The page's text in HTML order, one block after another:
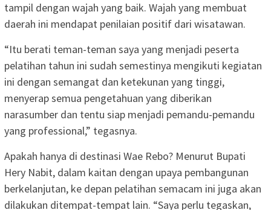
tampil dengan wajah yang baik. Wajah yang membuat
daerah ini mendapat penilaian positif dari wisatawan.
“Itu berati teman-teman saya yang menjadi peserta
pelatihan tahun ini sudah semestinya mengikuti kegiatan
ini dengan semangat dan ketekunan yang tinggi,
menyerap semua pengetahuan yang diberikan
narasumber dan tentu siap menjadi pemandu-pemandu
yang professional,” tegasnya.
Apakah hanya di destinasi Wae Rebo? Menurut Bupati
Hery Nabit, dalam kaitan dengan upaya pembangunan
berkelanjutan, ke depan pelatihan semacam ini juga akan
dilakukan ditempat-tempat lain. “Saya perlu tegaskan,